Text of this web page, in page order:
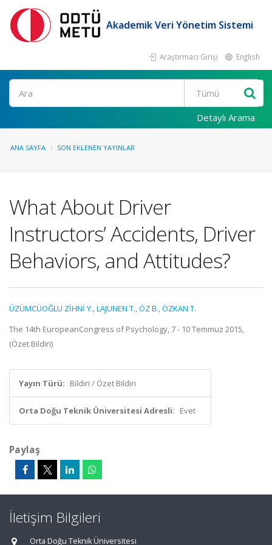
Akademik Veri Yönetim Sistemi
Araştırmacı Girişi English
Ara
Detaylı Arama
ANA SAYFA SON EKLENEN YAYINLAR
What About Driver
Instructors’ Accidents, Driver
Behaviors, and Attitudes?
ÜZÜMCÜOĞLU ZİHNİ Y.,LAJUNEN T.,ÖZ B.,ÖZKAN T.
The 14th EuropeanCongress of Psychology, 7 - 10 Temmuz 2015,
(Özet Bildiri)
Yayın Türü: Bildiri / Özet Bildiri
Orta Doğu Teknik Üniversitesi Adresli: Evet
Paylaş
İletişim Bilgileri
Orta Doğu Teknik Üniversitesi